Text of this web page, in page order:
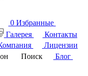
0 Избранные
Галерея
Контакты
Лицензии
Поиск
Блог